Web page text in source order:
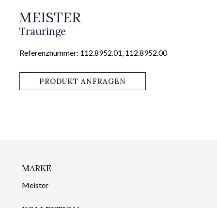
MEISTER
Trauringe
Referenznummer: 112.8952.01, 112.8952.00
PRODUKT ANFRAGEN
MARKE
Meister